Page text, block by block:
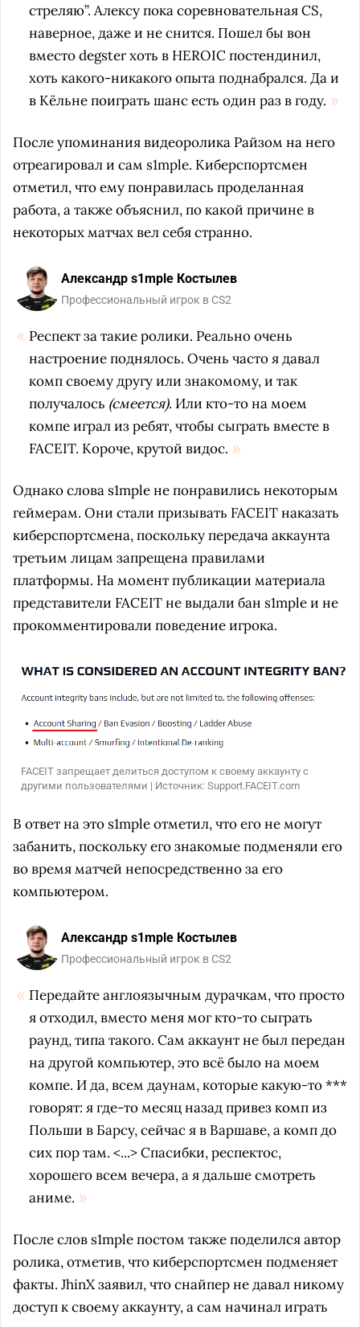
стреляю”. Алексу пока соревновательная CS,
наверное, даже и не снится. Пошел бы вон
вместо degster хоть в HEROIC постендинил,
хоть какого-никакого опыта поднабрался. Да и
в Кёльне поиграть шанс есть один раз в году.
После упоминания видеоролика Райзом на него
отреагировал и сам s1mple. Киберспортсмен
отметил, что ему понравилась проделанная
работа, а также объяснил, по какой причине в
некоторых матчах вел себя странно.
Александр s1mple Костылев
Профессиональный игрок в CS2
Респект за такие ролики. Реально очень
настроение поднялось. Очень часто я давал
комп своему другу или знакомому, и так
получалось (смеется). Или кто-то на моем
компе играл из ребят, чтобы сыграть вместе в
FACEIT. Короче, крутой видос.
Однако слова s1mple не понравились некоторым
геймерам. Они стали призывать FACEIT наказать
киберспортсмена, поскольку передача аккаунта
третьим лицам запрещена правилами
платформы. На момент публикации материала
представители FACEIT не выдали бан s1mple и не
прокомментировали поведение игрока.
FACEIT запрещает делиться доступом к своему аккаунту с
другими пользователями | Источник: Support.FACEIT.com
В ответ на это s1mple отметил, что его не могут
забанить, поскольку его знакомые подменяли его
во время матчей непосредственно за его
компьютером.
Александр s1mple Костылев
Профессиональный игрок в CS2
Передайте англоязычным дурачкам, что просто
я отходил, вместо меня мог кто-то сыграть
раунд, типа такого. Сам аккаунт не был передан
на другой компьютер, это всё было на моем
компе. И да, всем даунам, которые какую-то ***
говорят: я где-то месяц назад привез комп из
Польши в Барсу, сейчас я в Варшаве, а комп до
сих пор там. <...> Спасибки, респектос,
хорошего всем вечера, а я дальше смотреть
аниме.
После слов s1mple постом также поделился автор
ролика, отметив, что киберспортсмен подменяет
факты. JhinX заявил, что снайпер не давал никому
доступ к своему аккаунту, а сам начинал играть